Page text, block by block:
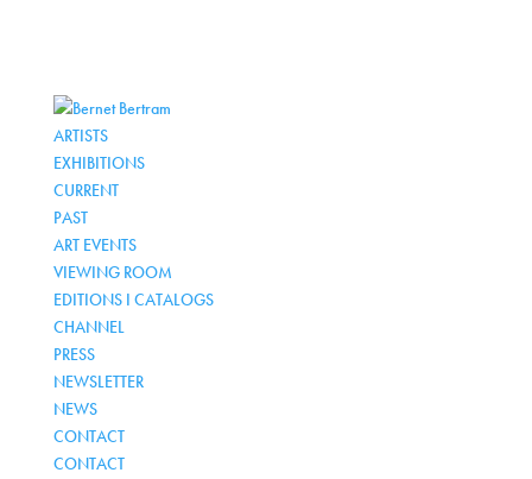
ARTISTS
EXHIBITIONS
CURRENT
PAST
ART EVENTS
VIEWING ROOM
EDITIONS I CATALOGS
CHANNEL
PRESS
NEWSLETTER
NEWS
CONTACT
CONTACT